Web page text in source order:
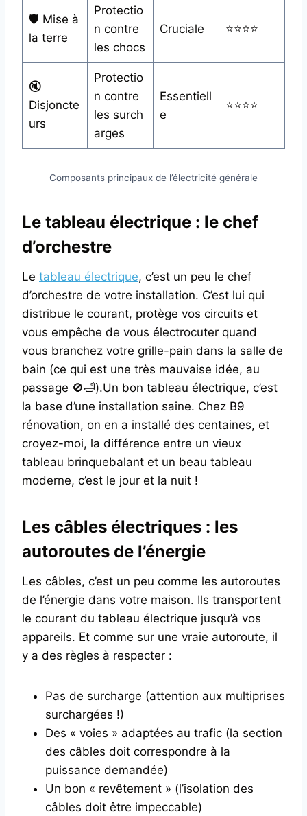
🛡️ Mise à
la terre
Protectio
n contre
les chocs
Cruciale ⭐⭐⭐⭐
🔇
Disjoncte
urs
Protectio
n contre
les surch
arges
Essentiell
e
⭐⭐⭐⭐
Composants principaux de l’électricité générale
Le tableau électrique : le chef
d’orchestre
Le tableau électrique, c’est un peu le chef
d’orchestre de votre installation. C’est lui qui
distribue le courant, protège vos circuits et
vous empêche de vous électrocuter quand
vous branchez votre grille-pain dans la salle de
bain (ce qui est une très mauvaise idée, au
passage 🚫🛁).Un bon tableau électrique, c’est
la base d’une installation saine. Chez B9
rénovation, on en a installé des centaines, et
croyez-moi, la différence entre un vieux
tableau brinquebalant et un beau tableau
moderne, c’est le jour et la nuit !
Les câbles électriques : les
autoroutes de l’énergie
Les câbles, c’est un peu comme les autoroutes
de l’énergie dans votre maison. Ils transportent
le courant du tableau électrique jusqu’à vos
appareils. Et comme sur une vraie autoroute, il
y a des règles à respecter :
Pas de surcharge (attention aux multiprises
surchargées !)
Des « voies » adaptées au trafic (la section
des câbles doit correspondre à la
puissance demandée)
Un bon « revêtement » (l’isolation des
câbles doit être impeccable)